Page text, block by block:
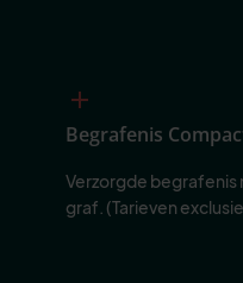
Begrafenis
Verzorgde begrafenis
graf. (Tarieven